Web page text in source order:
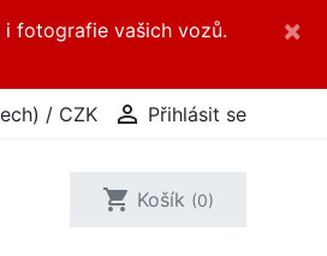
i fotografie vašich vozů.
×
/ CZK  Přihlásit se
shopping_cart Košík (0)